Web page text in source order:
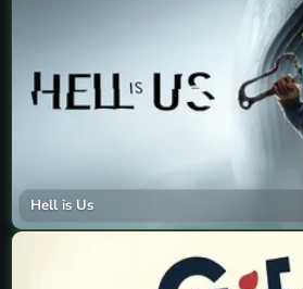
Hell is Us